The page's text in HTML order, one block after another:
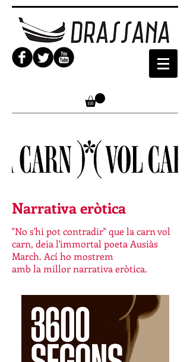
Narrativa eròtica
"No s'hi pot contradir" que la carn vol
carn, deia l'immortal poeta Ausiàs
March. Ací ho mostrem
amb la millor narrativa eròtica.